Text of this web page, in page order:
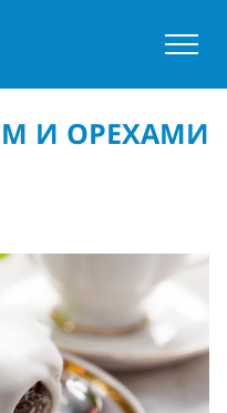
И ОРЕХАМИ